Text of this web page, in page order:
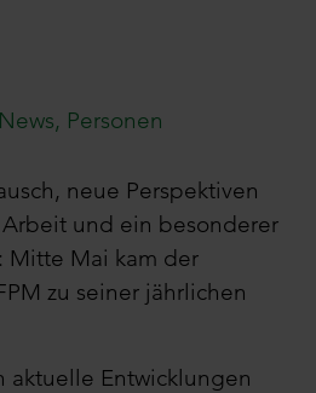
News, Personen
neue Perspektiven
und ein besonderer
Mitte Mai kam der
zu seiner jährlichen
aktuelle Entwicklungen